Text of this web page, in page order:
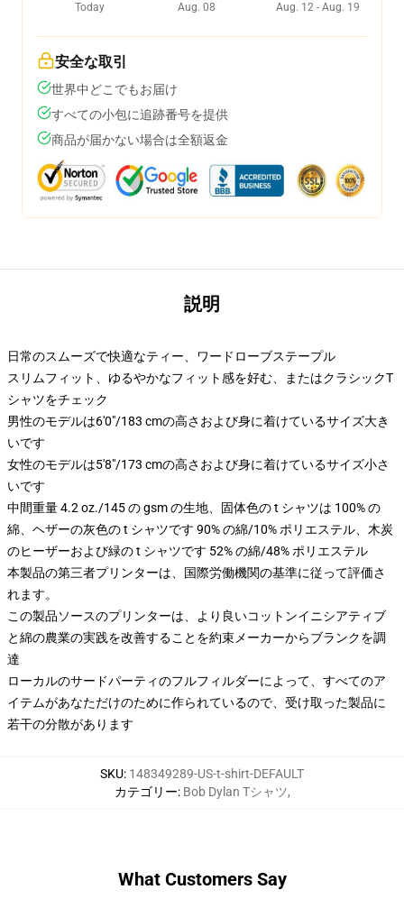
Today
Aug. 08
Aug. 12 - Aug. 19
安全な取引
世界中どこでもお届け
すべての小包に追跡番号を提供
商品が届かない場合は全額返金
説明
日常のスムーズで快適なティー、ワードローブステープル
スリムフィット、ゆるやかなフィット感を好む、またはクラシックT
シャツをチェック
男性のモデルは6'0"/183 cmの高さおよび身に着けているサイズ大き
いです
女性のモデルは5'8"/173 cmの高さおよび身に着けているサイズ小さ
いです
中間重量 4.2 oz./145 の gsm の生地、固体色の t シャツは 100% の
綿、ヘザーの灰色の t シャツです 90% の綿/10% ポリエステル、木炭
のヒーザーおよび緑の t シャツです 52% の綿/48% ポリエステル
本製品の第三者プリンターは、国際労働機関の基準に従って評価さ
れます。
この製品ソースのプリンターは、より良いコットンイニシアティブ
と綿の農業の実践を改善することを約束メーカーからブランクを調
達
ローカルのサードパーティのフルフィルダーによって、すべてのア
イテムがあなただけのために作られているので、受け取った製品に
若干の分散があります
SKU: 148349289-US-t-shirt-DEFAULT
カテゴリー: Bob Dylan Tシャツ,
What Customers Say